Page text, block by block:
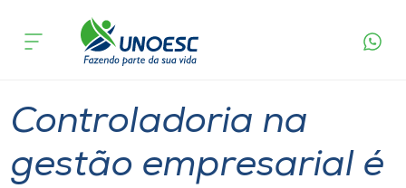
Cursos
acontece
Controladoria na
gestão empresarial é